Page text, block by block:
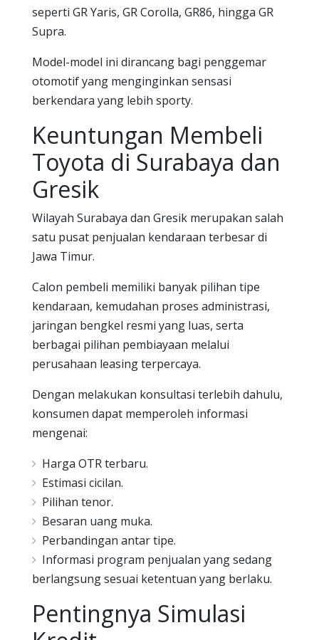
seperti GR Yaris, GR Corolla, GR86, hingga GR
Supra.
Model-model ini dirancang bagi penggemar
otomotif yang menginginkan sensasi
berkendara yang lebih sporty.
Keuntungan Membeli
Toyota di Surabaya dan
Gresik
Wilayah Surabaya dan Gresik merupakan salah
satu pusat penjualan kendaraan terbesar di
Jawa Timur.
Calon pembeli memiliki banyak pilihan tipe
kendaraan, kemudahan proses administrasi,
jaringan bengkel resmi yang luas, serta
berbagai pilihan pembiayaan melalui
perusahaan leasing terpercaya.
Dengan melakukan konsultasi terlebih dahulu,
konsumen dapat memperoleh informasi
mengenai:
Harga OTR terbaru.
Estimasi cicilan.
Pilihan tenor.
Besaran uang muka.
Perbandingan antar tipe.
Informasi program penjualan yang sedang
berlangsung sesuai ketentuan yang berlaku.
Pentingnya Simulasi